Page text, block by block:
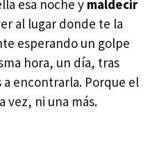
esa noche y maldecir
al lugar donde te la
esperando un golpe
hora, un día, tras
encontrarla. Porque el
vez, ni una más.